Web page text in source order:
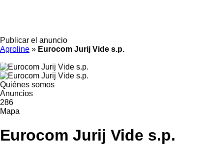
Publicar el anuncio
Agroline » Eurocom Jurij Vide s.p.
Quiénes somos
Anuncios
286
Mapa
Eurocom Jurij Vide s.p.